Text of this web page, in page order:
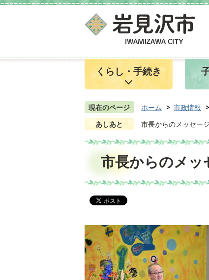
くらし・手続き
現在のページ ホーム 市政情報
あしあと
市長からのメッセージ
市長からのメッ